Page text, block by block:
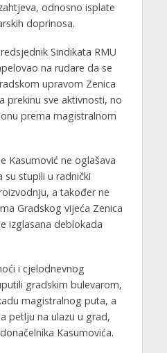
odnosno isplate
doprinosa.
Sindikata RMU
na rudare da se
upravom Zenica
prekinu sve aktivnosti, no
prema magistralnom
Kasumović ne oglašava
stupili u radnički
a također ne
Gradskog vijeća Zenica
izglasana deblokada
i cjelodnevnog
gradskim bulevarom,
magistralnog puta, a
petlju na ulazu u grad,
Kasumovića.